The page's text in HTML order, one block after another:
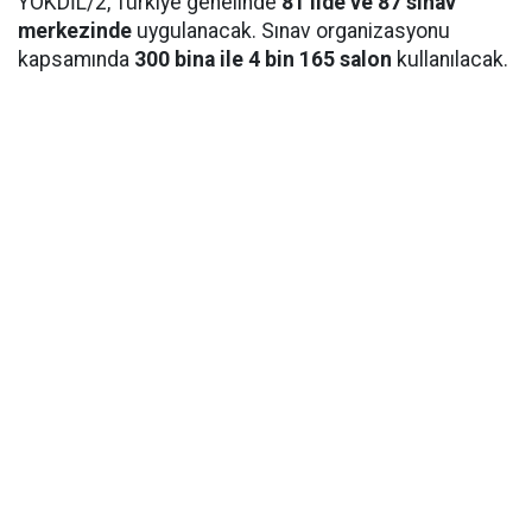
merkezinde uygulanacak. Sınav organizasyonu
kapsamında 300 bina ile 4 bin 165 salon kullanılacak.